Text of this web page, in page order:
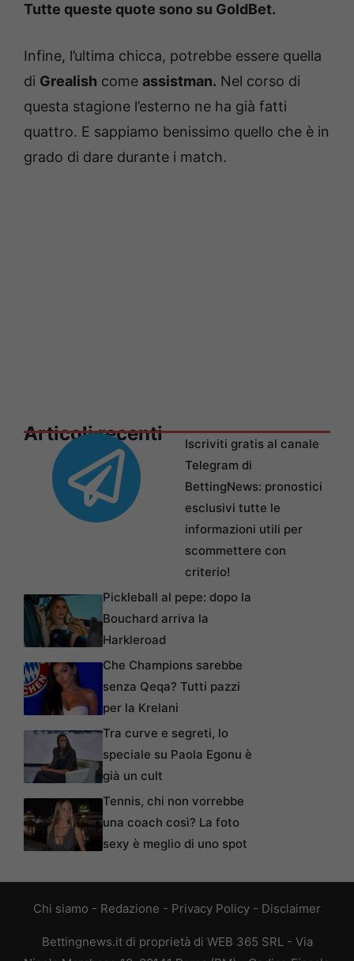
Tutte queste quote sono su GoldBet.
Infine, l’ultima chicca, potrebbe essere quella
di Grealish come assistman. Nel corso di
questa stagione l’esterno ne ha già fatti
quattro. E sappiamo benissimo quello che è in
grado di dare durante i match.
Articoli recenti
Iscriviti gratis al canale
Telegram di
BettingNews: pronostici
esclusivi tutte le
informazioni utili per
scommettere con
criterio!
Pickleball al pepe: dopo la
Bouchard arriva la
Harkleroad
Che Champions sarebbe
senza Qeqa? Tutti pazzi
per la Krelani
Tra curve e segreti, lo
speciale su Paola Egonu è
già un cult
Tennis, chi non vorrebbe
una coach così? La foto
sexy è meglio di uno spot
Chi siamo - Redazione - Privacy Policy - Disclaimer
Bettingnews.it di proprietà di WEB 365 SRL - Via